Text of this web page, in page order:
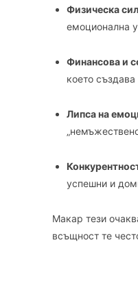
Физическа
емоционална
Финансова и
което
Липса на
успешни и
Макар тези
всъщност те